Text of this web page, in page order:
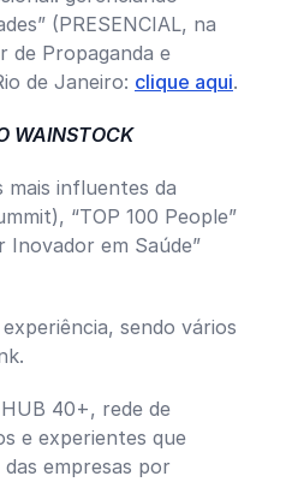
(PRESENCIAL, na
de Propaganda e
de Janeiro: clique aqui.
WAINSTOCK
influentes da
“TOP 100 People”
Inovador em Saúde”
sendo vários
40+, rede de
e experientes que
empresas por